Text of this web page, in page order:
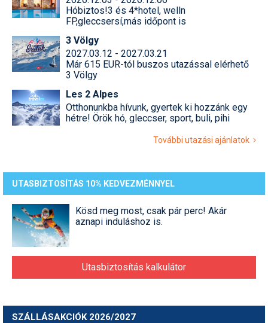
Hóbiztos!3 és 4*hotel, welln
FP,gleccsersí,más időpont is
3 Völgy
2027.03.12 - 2027.03.21
Már 615 EUR-tól buszos utazással elérhető
3 Völgy
Les 2 Alpes
Otthonunkba hívunk, gyertek ki hozzánk egy
hétre! Örök hó, gleccser, sport, buli, pihi
További utazási ajánlatok
UTASBIZTOSÍTÁS 10% KEDVEZMÉNNYEL
Kösd meg most, csak pár perc! Akár
aznapi induláshoz is.
Utasbiztosítás kalkulátor
SZÁLLÁSAKCIÓK 2026/2027